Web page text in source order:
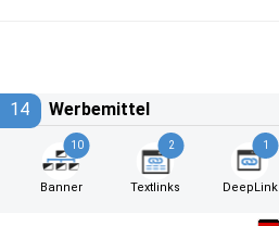
14 Werbemittel
10
Banner
2
Textlinks
1
DeepLink